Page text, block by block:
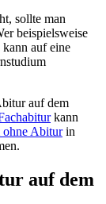
sollte man
beispielsweise
auf eine
auf dem
kann
ohne Abiturin
auf dem